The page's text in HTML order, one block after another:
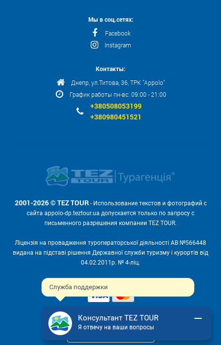
Служба поддержки
Консультант TEZ TOUR
Я отвечу на ваши вопросы
Мы в соц.сетях:
Facebook
Instagram
Контакты:
Днепр, ул.Титова, 36, ТРК "Appolo"
График работы пн-вс: 09:00 - 21:00
+380508053199
+380980451521
2001-2026 © TEZ TOUR- Использование текстов и фотографий с
сайта appolo-dp.teztour.ua допускается только по запросу с
письменного разрешения компании TEZ TOUR.
Ліцензія на провадження туроператорської діяльності АВ №566448
видана на підставі рішення Державної служби туризму і курортів від
04.02.2011р. № 4-ліц.
Мы принимаем: